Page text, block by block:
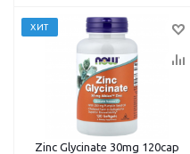
ХИТ
Zinc Glycinate 30mg 120cap